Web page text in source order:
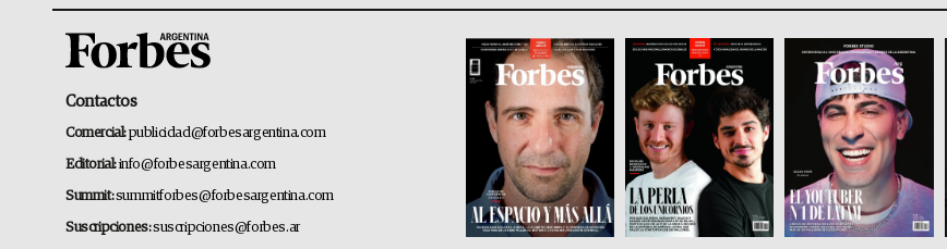
Contactos
Comercial:publicidad@forbesargentina.com
Editorial:info@forbesargentina.com
Summit:summitforbes@forbesargentina.com
Suscripciones:suscripciones@forbes.ar